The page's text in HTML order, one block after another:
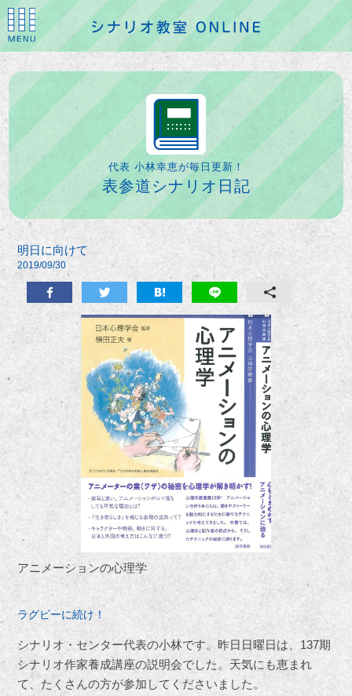
代表 小林幸恵が毎日更新！
表参道シナリオ日記
明日に向けて
2019/09/30
アニメーションの心理学
ラグビーに続け！
シナリオ・センター代表の小林です。昨日日曜日は、137期
シナリオ作家養成講座の説明会でした。天気にも恵まれ
て、たくさんの方が参加してくださいました。